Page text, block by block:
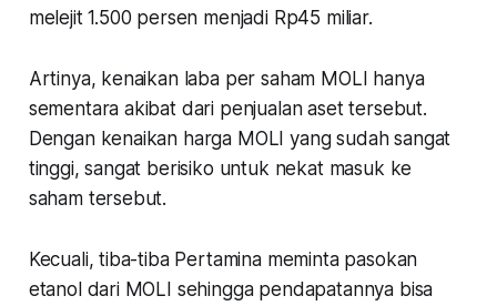
melejit 1.500 persen menjadi Rp45 miliar.
Artinya, kenaikan laba per saham MOLI hanya
sementara akibat dari penjualan aset tersebut.
Dengan kenaikan harga MOLI yang sudah sangat
tinggi, sangat berisiko untuk nekat masuk ke
saham tersebut.
Kecuali, tiba-tiba Pertamina meminta pasokan
etanol dari MOLI sehingga pendapatannya bisa